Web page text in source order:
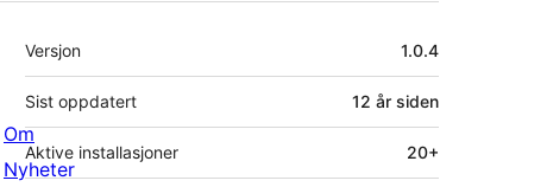
Meta
Versjon 1.0.4
Sist oppdatert 12 år siden
Aktive installasjoner 20+
Om
Nyheter